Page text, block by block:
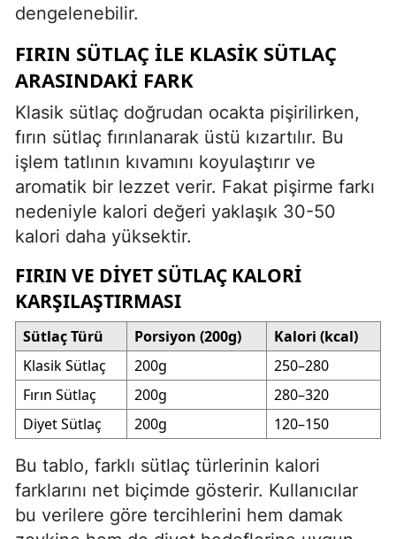
dengelenebilir.
FIRIN SÜTLAÇ İLE KLASIK SÜTLAÇ
ARASINDAKI FARK
Klasik sütlaç doğrudan ocakta pişirilirken,
fırın sütlaç fırınlanarak üstü kızartılır. Bu
işlem tatlının kıvamını koyulaştırır ve
aromatik bir lezzet verir. Fakat pişirme farkı
nedeniyle kalori değeri yaklaşık 30-50
kalori daha yüksektir.
FIRIN VE DIYET SÜTLAÇ KALORI
KARŞILAŞTIRMASI
Sütlaç Türü Porsiyon (200g)
Kalori (kcal)
Klasik Sütlaç
200g
250–280
Fırın Sütlaç
200g
280–320
Diyet Sütlaç
200g 120–150
Bu tablo, farklı sütlaç türlerinin kalori
farklarını net biçimde gösterir. Kullanıcılar
bu verilere göre tercihlerini hem damak